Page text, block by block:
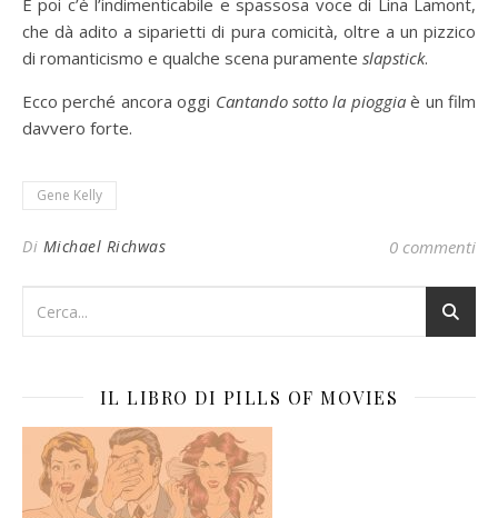
che dà adito a siparietti di pura comicità, oltre a un pizzico
di romanticismo e qualche scena puramente slapstick.
Ecco perché ancora oggi Cantando sotto la pioggiaè un film
davvero forte.
Gene Kelly
Di Michael Richwas 0 commenti
IL LIBRO DI PILLS OF MOVIES